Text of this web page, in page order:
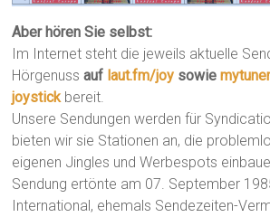
Aber hören Sie selbst:
Im Internet steht die jeweils aktuelle
Hörgenussauf laut.fm/joy sowie
joystick bereit.
Unsere Sendungen werden für
bieten wir sie Stationen an, die
eigenen Jingles und Werbespots
Sendung ertönte am 07. September
International, ehemals Sendezeiten-